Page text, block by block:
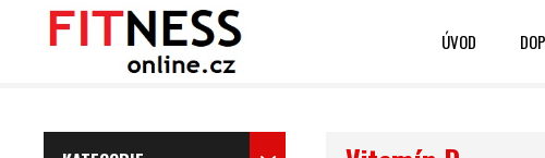
ÚVOD